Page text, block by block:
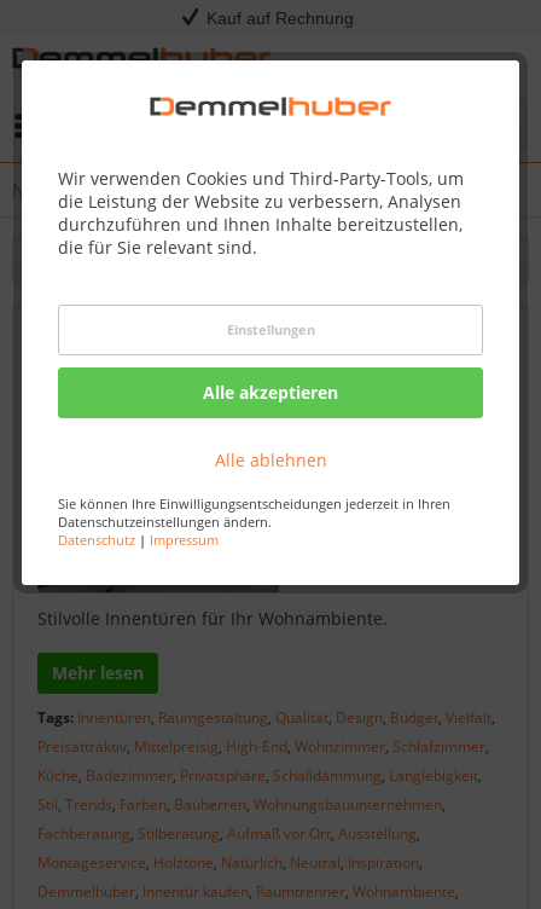
Kauf auf Rechnung
Wir verwenden Cookies und Third-Party-Tools, um
die Leistung der Website zu verbessern, Analysen
durchzuführen und Ihnen Inhalte bereitzustellen,
die für Sie relevant sind.
Einstellungen
Alle akzeptieren
Alle ablehnen
Sie können Ihre Einwilligungsentscheidungen jederzeit in Ihren
Datenschutzeinstellungen ändern.
Datenschutz| Impressum
News
Filtern
Innentüren kaufen: Qualität und Design
für jedes Budget - Demmelhuber
Von: Nadine Wagner
Stilvolle Innentüren für Ihr Wohnambiente.
Mehr lesen
Tags: Innentüren, Raumgestaltung, Qualität, Design, Budget, Vielfalt,
Preisattraktiv, Mittelpreisig, High-End, Wohnzimmer, Schlafzimmer,
Küche, Badezimmer, Privatsphäre, Schalldämmung, Langlebigkeit,
Stil, Trends, Farben, Bauherren, Wohnungsbauunternehmen,
Fachberatung, Stilberatung, Aufmaß vor Ort, Ausstellung,
Montageservice, Holztöne, Natürlich, Neutral, Inspiration,
Demmelhuber, Innentür kaufen, Raumtrenner, Wohnambiente,